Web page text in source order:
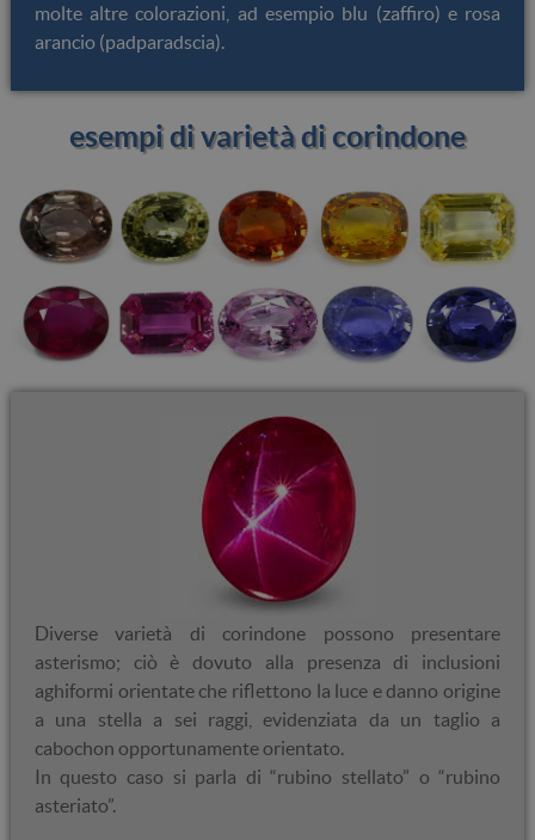
molte altre colorazioni, ad esempio blu (zaffiro) e rosa
arancio (padparadscia).
esempi di varietà di corindone
Diverse varietà di corindone possono presentare
asterismo; ciò è dovuto alla presenza di inclusioni
aghiformi orientate che riflettono la luce e danno origine
a una stella a sei raggi, evidenziata da un taglio a
cabochon opportunamente orientato.
In questo caso si parla di “rubino stellato” o “rubino
asteriato”.